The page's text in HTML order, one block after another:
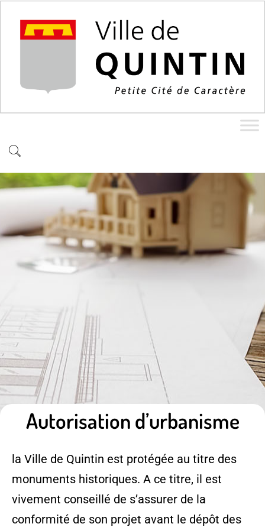
Autorisation d’urbanisme
la Ville de Quintin est protégée au titre des
monuments historiques. A ce titre, il est
vivement conseillé de s’assurer de la
conformité de son projet avant le dépôt des